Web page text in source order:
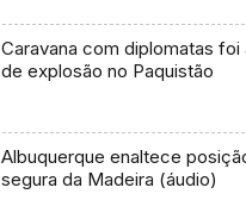
Caravana com diplomatas foi
de explosão no Paquistão
Albuquerque enaltece
segura da Madeira (áudio)